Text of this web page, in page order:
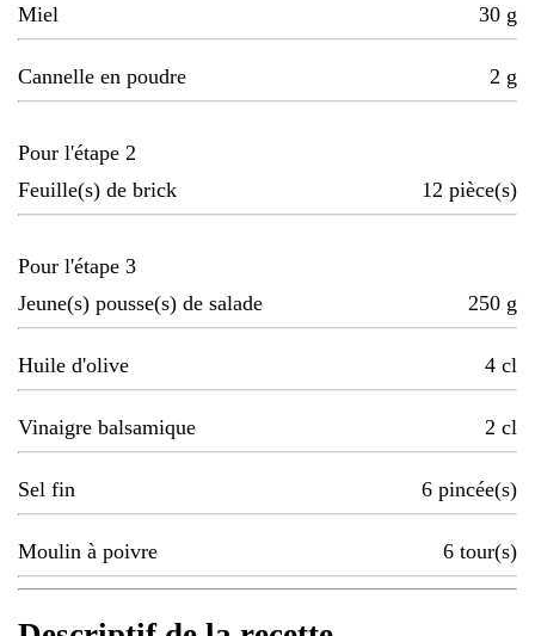
Miel 30 g
Cannelle en poudre 2 g
Pour l'étape 2
Feuille(s) de brick
12 pièce(s)
Pour l'étape 3
Jeune(s) pousse(s) de salade
250 g
Huile d'olive 4 cl
Vinaigre balsamique 2 cl
Sel fin 6 pincée(s)
Moulin à poivre 6 tour(s)